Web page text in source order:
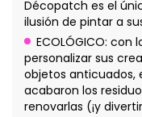
Décopatch es el
ilusión de pintar a
ECOLÓGICO:
personalizar sus
objetos anticuados,
acabaron los
renovarlas (¡y